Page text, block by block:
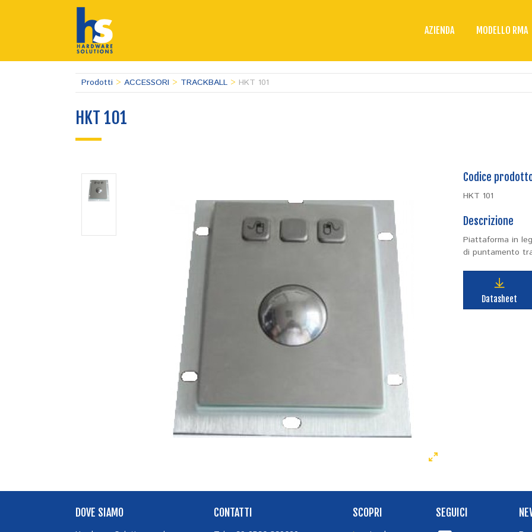
AZIENDA MODELLO RMA
Prodotti > ACCESSORI > TRACKBALL > HKT 101
HKT 101
Codice
HKT 101
Descrizione
Piattaforma in
di puntamento
Datasheet
DOVE SIAMO CONTATTI SCOPRI SEGUICI